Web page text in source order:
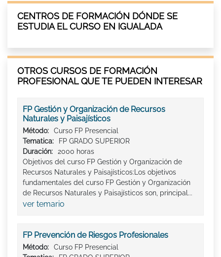
CENTROS DE FORMACIÓN DÓNDE SE
ESTUDIA EL CURSO EN IGUALADA
OTROS CURSOS DE FORMACIÓN
PROFESIONAL QUE TE PUEDEN INTERESAR
FP Gestión y Organización de Recursos
Naturales y Paisajísticos
Método:
Curso FP Presencial
Tematica:
FP GRADO SUPERIOR
Duración:
2000 horas
Objetivos del curso FP Gestión y Organización de
Recursos Naturales y Paisajísticos:Los objetivos
fundamentales del curso FP Gestión y Organización
de Recursos Naturales y Paisajísticos son, principal...
ver temario
FP Prevención de Riesgos Profesionales
Método:
Curso FP Presencial